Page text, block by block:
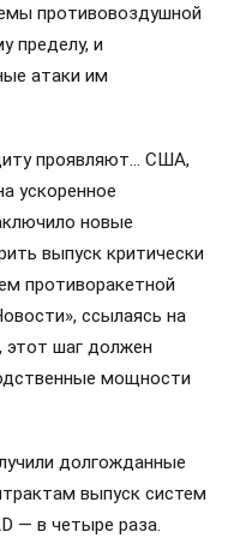
противовоздушной
пределу, и
атаки им
проявляют… США,
ускоренное
новые
выпуск критически
противоракетной
ссылаясь на
шаг должен
мощности
долгожданные
выпуск систем
— в четыре раза.